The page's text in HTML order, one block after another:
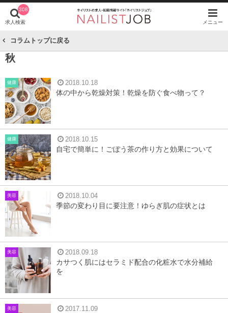
308
求人検索 メニュー
コラムトップに戻る
秋
健康 2018.10.18
体の中から乾燥対策！乾燥を防ぐ食べ物って？
健康 2018.10.15
自宅で簡単に！ごぼう茶の作り方と効果について
美容 2018.10.04
季節の変わり目に要注意！ゆらぎ肌の症状とは
美容 2018.09.18
カサつく肌にはセラミド配合の化粧水で水分補給
を
美容 2017.11.09